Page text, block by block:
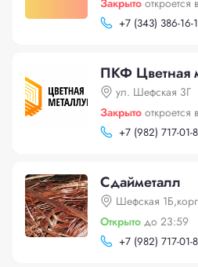
Закрыто откроется
+7 (343) 386-16-
ПКФ Цветная
ул. Шефская 3Г
Закрыто откроется
+7 (982) 717-01-
Сдайметалл
Шефская
Открыто до 23:59
+7 (982) 717-01-